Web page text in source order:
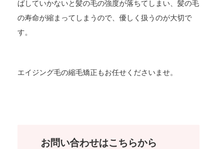
ばしていかないと髪の毛の強度が落ちてしまい、髪の毛
の寿命が縮まってしまうので、優しく扱うのが大切で
す。
エイジング毛の縮毛矯正もお任せくださいませ。
お問い合わせはこちらから